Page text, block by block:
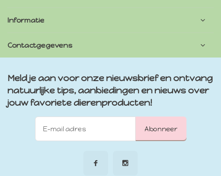
Informatie
Contactgegevens
Meld je aan voor onze nieuwsbrief en ontvang
natuurlijke tips, aanbiedingen en nieuws over
jouw favoriete dierenproducten!
Abonneer